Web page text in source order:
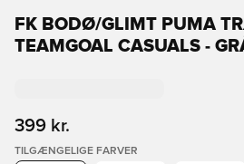
FK BODØ/GLIMT PUMA
TEAMGOAL CASUALS -
399 kr.
TILGÆNGELIGE FARVER